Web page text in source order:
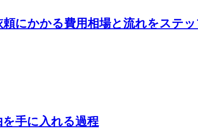
頼にかかる費用相場と流れをステ
手に入れる過程